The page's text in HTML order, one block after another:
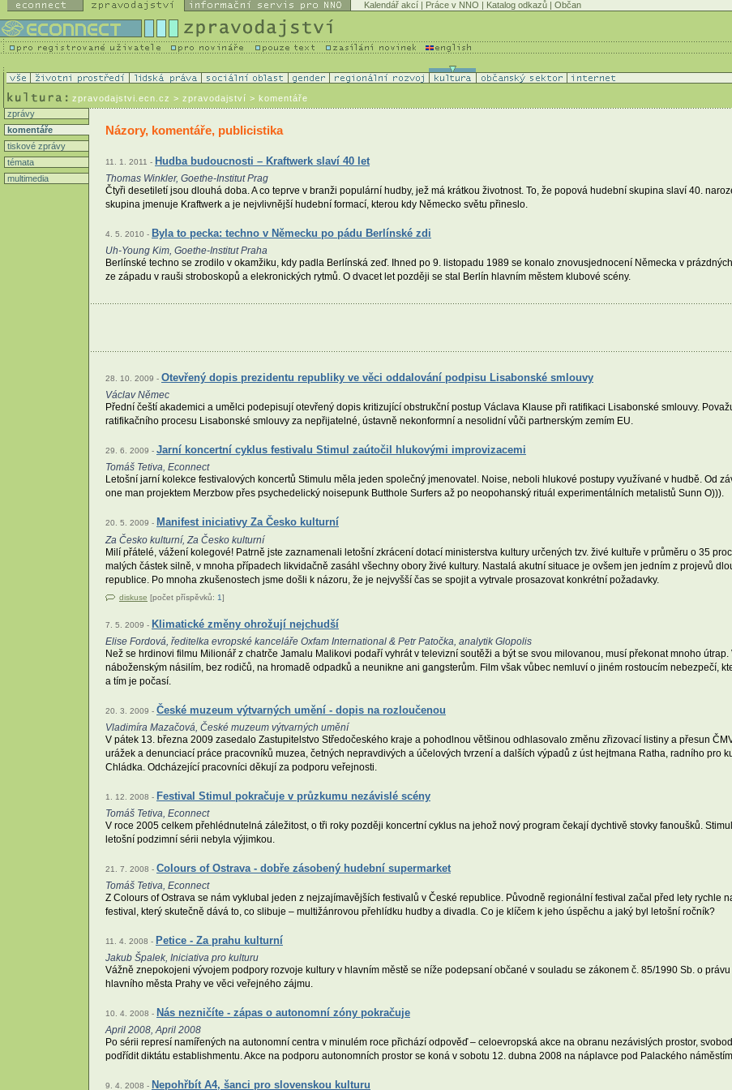
Kalendář akcí | Práce v NNO | Katalog odkazů | Občan
zpravodajstvi.ecn.cz > zpravodajství > komentáře
zprávy
komentáře
tiskové zprávy
témata
multimedia
Názory, komentáře, publicistika
11. 1. 2011 - Hudba budoucnosti – Kraftwerk slaví 40 let
Thomas Winkler, Goethe-Institut Prag
Čtyři desetiletí jsou dlouhá doba. A co teprve v branži populární hudby, jež má krátkou životnost. To, že popová hudební skupina slaví 40.
skupina jmenuje Kraftwerk a je nejvlivnější hudební formací, kterou kdy Německo světu přineslo.
4. 5. 2010 - Byla to pecka: techno v Německu po pádu Berlínské zdi
Uh-Young Kim, Goethe-Institut Praha
Berlínské techno se zrodilo v okamžiku, kdy padla Berlínská zeď. Ihned po 9. listopadu 1989 se konalo znovusjednocení Německa v
ze západu v rauši stroboskopů a elekronických rytmů. O dvacet let později se stal Berlín hlavním městem klubové scény.
28. 10. 2009 - Otevřený dopis prezidentu republiky ve věci oddalování podpisu Lisabonské smlouvy
Václav Němec
Přední čeští akademici a umělci podepisují otevřený dopis kritizující obstrukční postup Václava Klause při ratifikaci Lisabonské smlouvy.
ratifikačního procesu Lisabonské smlouvy za nepřijatelné, ústavně nekonformní a nesolidní vůči partnerským zemím EU.
29. 6. 2009 - Jarní koncertní cyklus festivalu Stimul zaútočil hlukovými improvizacemi
Tomáš Tetiva, Econnect
Letošní jarní kolekce festivalových koncertů Stimulu měla jeden společný jmenovatel. Noise, neboli hlukové postupy využívané v hudbě. Od
one man projektem Merzbow přes psychedelický noisepunk Butthole Surfers až po neopohanský rituál experimentálních metalistů Sunn O))).
20. 5. 2009 - Manifest iniciativy Za Česko kulturní
Za Česko kulturní, Za Česko kulturní
Milí přátelé, vážení kolegové! Patrně jste zaznamenali letošní zkrácení dotací ministerstva kultury určených tzv. živé kultuře v průměru o 35
malých částek silně, v mnoha případech likvidačně zasáhl všechny obory živé kultury. Nastalá akutní situace je ovšem jen jedním z projevů
republice. Po mnoha zkušenostech jsme došli k názoru, že je nejvyšší čas se spojit a vytrvale prosazovat konkrétní požadavky.
diskuse [počet příspěvků: 1]
7. 5. 2009 - Klimatické změny ohrožují nejchudší
Elise Fordová, ředitelka evropské kanceláře Oxfam International & Petr Patočka, analytik Glopolis
Než se hrdinovi filmu Milionář z chatrče Jamalu Malikovi podaří vyhrát v televizní soutěži a být se svou milovanou, musí překonat mnoho
náboženským násilím, bez rodičů, na hromadě odpadků a neunikne ani gangsterům. Film však vůbec nemluví o jiném rostoucím nebezpečí,
a tím je počasí.
20. 3. 2009 - České muzeum výtvarných umění - dopis na rozloučenou
Vladimíra Mazačová, České muzeum výtvarných umění
V pátek 13. března 2009 zasedalo Zastupitelstvo Středočeského kraje a pohodlnou většinou odhlasovalo změnu zřizovací listiny a přesun
urážek a denunciací práce pracovníků muzea, četných nepravdivých a účelových tvrzení a dalších výpadů z úst hejtmana Ratha, radního pro
Chládka. Odcházející pracovníci děkují za podporu veřejnosti.
1. 12. 2008 - Festival Stimul pokračuje v průzkumu nezávislé scény
Tomáš Tetiva, Econnect
V roce 2005 celkem přehlédnutelná záležitost, o tři roky později koncertní cyklus na jehož nový program čekají dychtivě stovky fanoušků.
letošní podzimní sérii nebyla výjimkou.
21. 7. 2008 - Colours of Ostrava - dobře zásobený hudební supermarket
Tomáš Tetiva, Econnect
Z Colours of Ostrava se nám vyklubal jeden z nejzajímavějších festivalů v České republice. Původně regionální festival začal před lety rychle
festival, který skutečně dává to, co slibuje – multižánrovou přehlídku hudby a divadla. Co je klíčem k jeho úspěchu a jaký byl letošní ročník?
11. 4. 2008 - Petice - Za prahu kulturní
Jakub Špalek, Iniciativa pro kulturu
Vážně znepokojeni vývojem podpory rozvoje kultury v hlavním městě se níže podepsaní občané v souladu se zákonem č. 85/1990 Sb. o
hlavního města Prahy ve věci veřejného zájmu.
10. 4. 2008 - Nás nezničíte - zápas o autonomní zóny pokračuje
April 2008, April 2008
Po sérii represí namířených na autonomní centra v minulém roce přichází odpověď – celoevropská akce na obranu nezávislých prostor,
podřídit diktátu establishmentu. Akce na podporu autonomních prostor se koná v sobotu 12. dubna 2008 na náplavce pod Palackého
9. 4. 2008 - Nepohřbít A4, šanci pro slovenskou kulturu